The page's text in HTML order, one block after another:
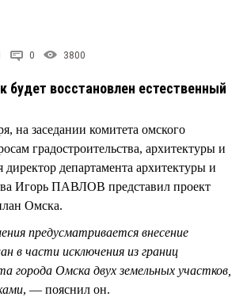
0 3800
будет восстановлен естественный
на заседании комитета омского
градостроительства, архитектуры и
директор департамента архитектуры и
Игорь ПАВЛОВ представил проект
Омска.
предусматривается внесение
в части исключения из границ
города Омска двух земельных участков,
, — пояснил он.